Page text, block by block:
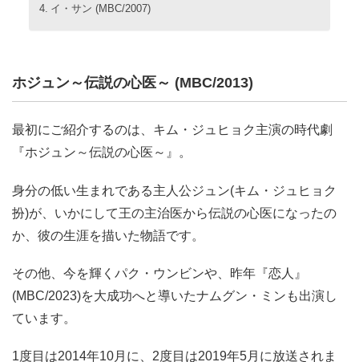
イ・サン (MBC/2007)
ホジュン～伝説の心医～ (MBC/2013)
最初にご紹介するのは、キム・ジュヒョク主演の時代劇
『ホジュン～伝説の心医～』。
身分の低い生まれである主人公ジュン(キム・ジュヒョク
扮)が、いかにして王の主治医から伝説の心医になったの
か、彼の生涯を描いた物語です。
その他、今を輝くパク・ウンビンや、昨年『恋人』
(MBC/2023)を大成功へと導いたナムグン・ミンも出演し
ています。
1度目は2014年10月に、2度目は2019年5月に放送されま